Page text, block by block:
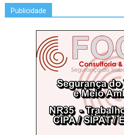
Publicidade